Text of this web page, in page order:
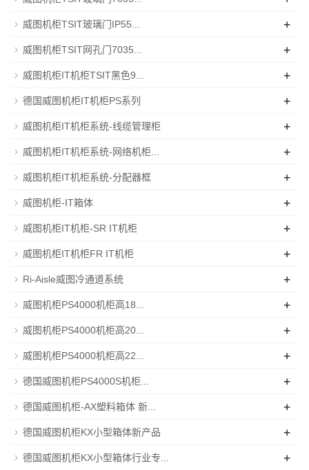
威图机柜TSIT玻璃门IP55... +
威图机柜TSIT网孔门7035... +
威图机柜IT机柜TSIT黑色9... +
德国威图机柜IT机柜PS系列 +
威图机柜IT机柜系统-线缆管理柜 +
威图机柜IT机柜系统-网络机柜... +
威图机柜IT机柜系统-分配器框 +
威图机柜-IT箱体 +
威图机柜IT机柜-SR IT机柜 +
威图机柜IT机柜FR IT机柜 +
Ri-Aisle威图冷通道系统 +
威图机柜PS4000机柜高18... +
威图机柜PS4000机柜高20... +
威图机柜PS4000机柜高22... +
德国威图机柜PS4000S机柜... +
德国威图机柜-AX塑料箱体 新... +
德国威图机柜KX小型箱体新产品 +
德国威图机柜KX小型箱体行业专... +